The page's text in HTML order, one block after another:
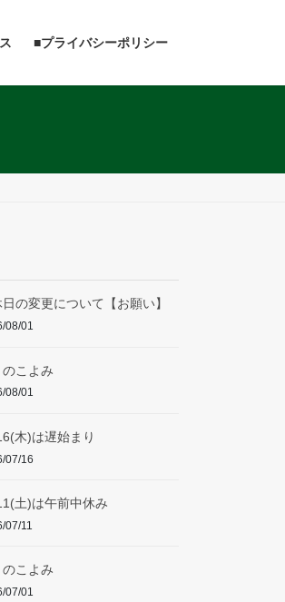
■プライバシーポリシー
の変更について【お願い】
08/01
こよみ
08/01
木)は遅始まり
07/16
土)は午前中休み
07/11
こよみ
07/01